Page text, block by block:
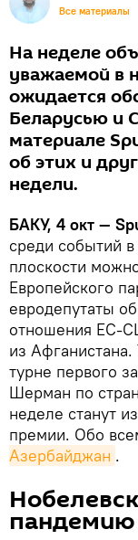
Все материалы
На неделе
уважаемой в
ожидается
Беларусью и
материале
об этих и
недели.
БАКУ, 4 окт —
среди событий
плоскости
Европейского
евродепутаты
отношения ЕС-
из Афганистана.
турне первого
Шерман по
неделе станут
премии. Обо
Азербайджан .
пандемию